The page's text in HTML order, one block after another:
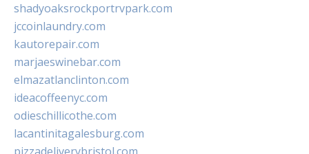
shadyoaksrockportrvpark.com
jccoinlaundry.com
kautorepair.com
marjaeswinebar.com
elmazatlanclinton.com
ideacoffeenyc.com
odieschillicothe.com
lacantinitagalesburg.com